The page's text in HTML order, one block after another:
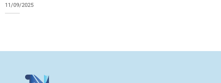
11/09/2025